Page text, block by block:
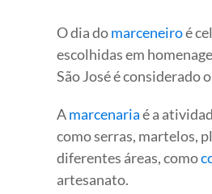
O dia domarceneiroé
escolhidas em
São José é considerado
Amarcenariaé a
como serras, martelos,
diferentes áreas, como
artesanato.